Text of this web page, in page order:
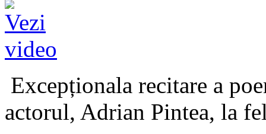
Excepționala recitare a
actorul, Adrian Pintea, la